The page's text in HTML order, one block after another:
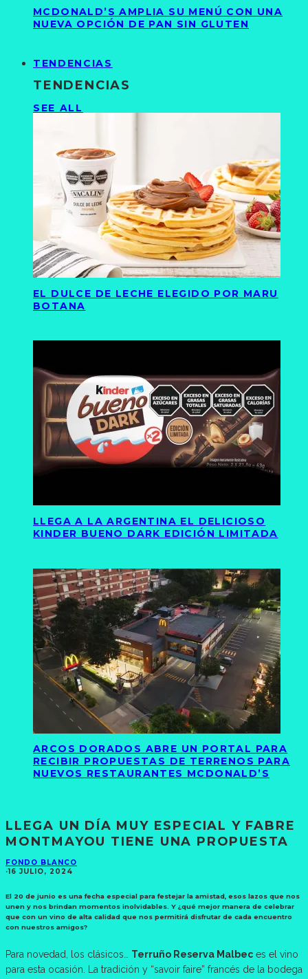
MCDONALD’S AMPLIA SU MENÚ CON UNA
NUEVA OPCIÓN DE PAN SIN GLUTEN
TENDENCIAS
TENDENCIAS
SEE ALL
EL DULCE DE LECHE ELEGIDO POR MARU
BOTANA
LLEGA A LA ARGENTINA EL DELICIOSO
KINDER BUENO DARK EDICIÓN LIMITADA
ARCOS DORADOS ABRE UN PORTAL PARA
RECIBIR PROPUESTAS DE TERRENOS PARA
NUEVOS RESTAURANTES MCDONALD’S
LLEGA UN DÍA MUY ESPECIAL Y FABRE
MONTMAYOU TIENE UNA PROPUESTA
FONDO BLANCO
·16 JULIO, 2024
El 20 de junio es una fecha especial para festejar la amistad, esos lazos que nos
unen y nos brindan momentos inolvidables. Y ¿qué mejor manera de celebrar
que con un vino de alta calidad que nos permitirá disfrutar de cada encuentro
con nuestros amigos?
Para novedad, los clásicos… Terruño Reserva Malbec es el vino
para esta ocasión. La tradición y “savoir faire” francés de la bodega